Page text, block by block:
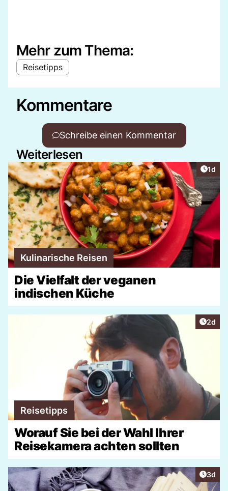
Mehr zum Thema:
Reisetipps
Kommentare
Schreibe einen Kommentar
Weiterlesen
1d
Kulinarische Reisen
Die Vielfalt der veganen
indischen Küche
2d
Reisetipps
Worauf Sie bei der Wahl Ihrer
Reisekamera achten sollten
3d